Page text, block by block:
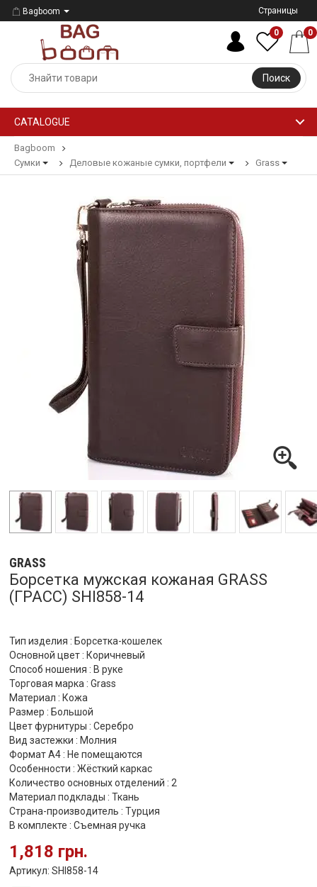
Bagboom Страницы
Поиск
0 0
CATALOGUE
Bagboom
Сумки
Деловые кожаные сумки, портфели Grass
GRASS
Борсетка мужская кожаная GRASS
(ГРАСС) SHI858-14
Тип изделия : Борсетка-кошелек
Основной цвет : Коричневый
Способ ношения : В руке
Торговая марка : Grass
Материал : Кожа
Размер : Большой
Цвет фурнитуры : Серебро
Вид застежки : Молния
Формат А4 : Не помещаются
Особенности : Жёсткий каркас
Количество основных отделений : 2
Материал подклады : Ткань
Страна-производитель : Турция
В комплекте : Съемная ручка
1,818 грн.
Артикул: SHI858-14